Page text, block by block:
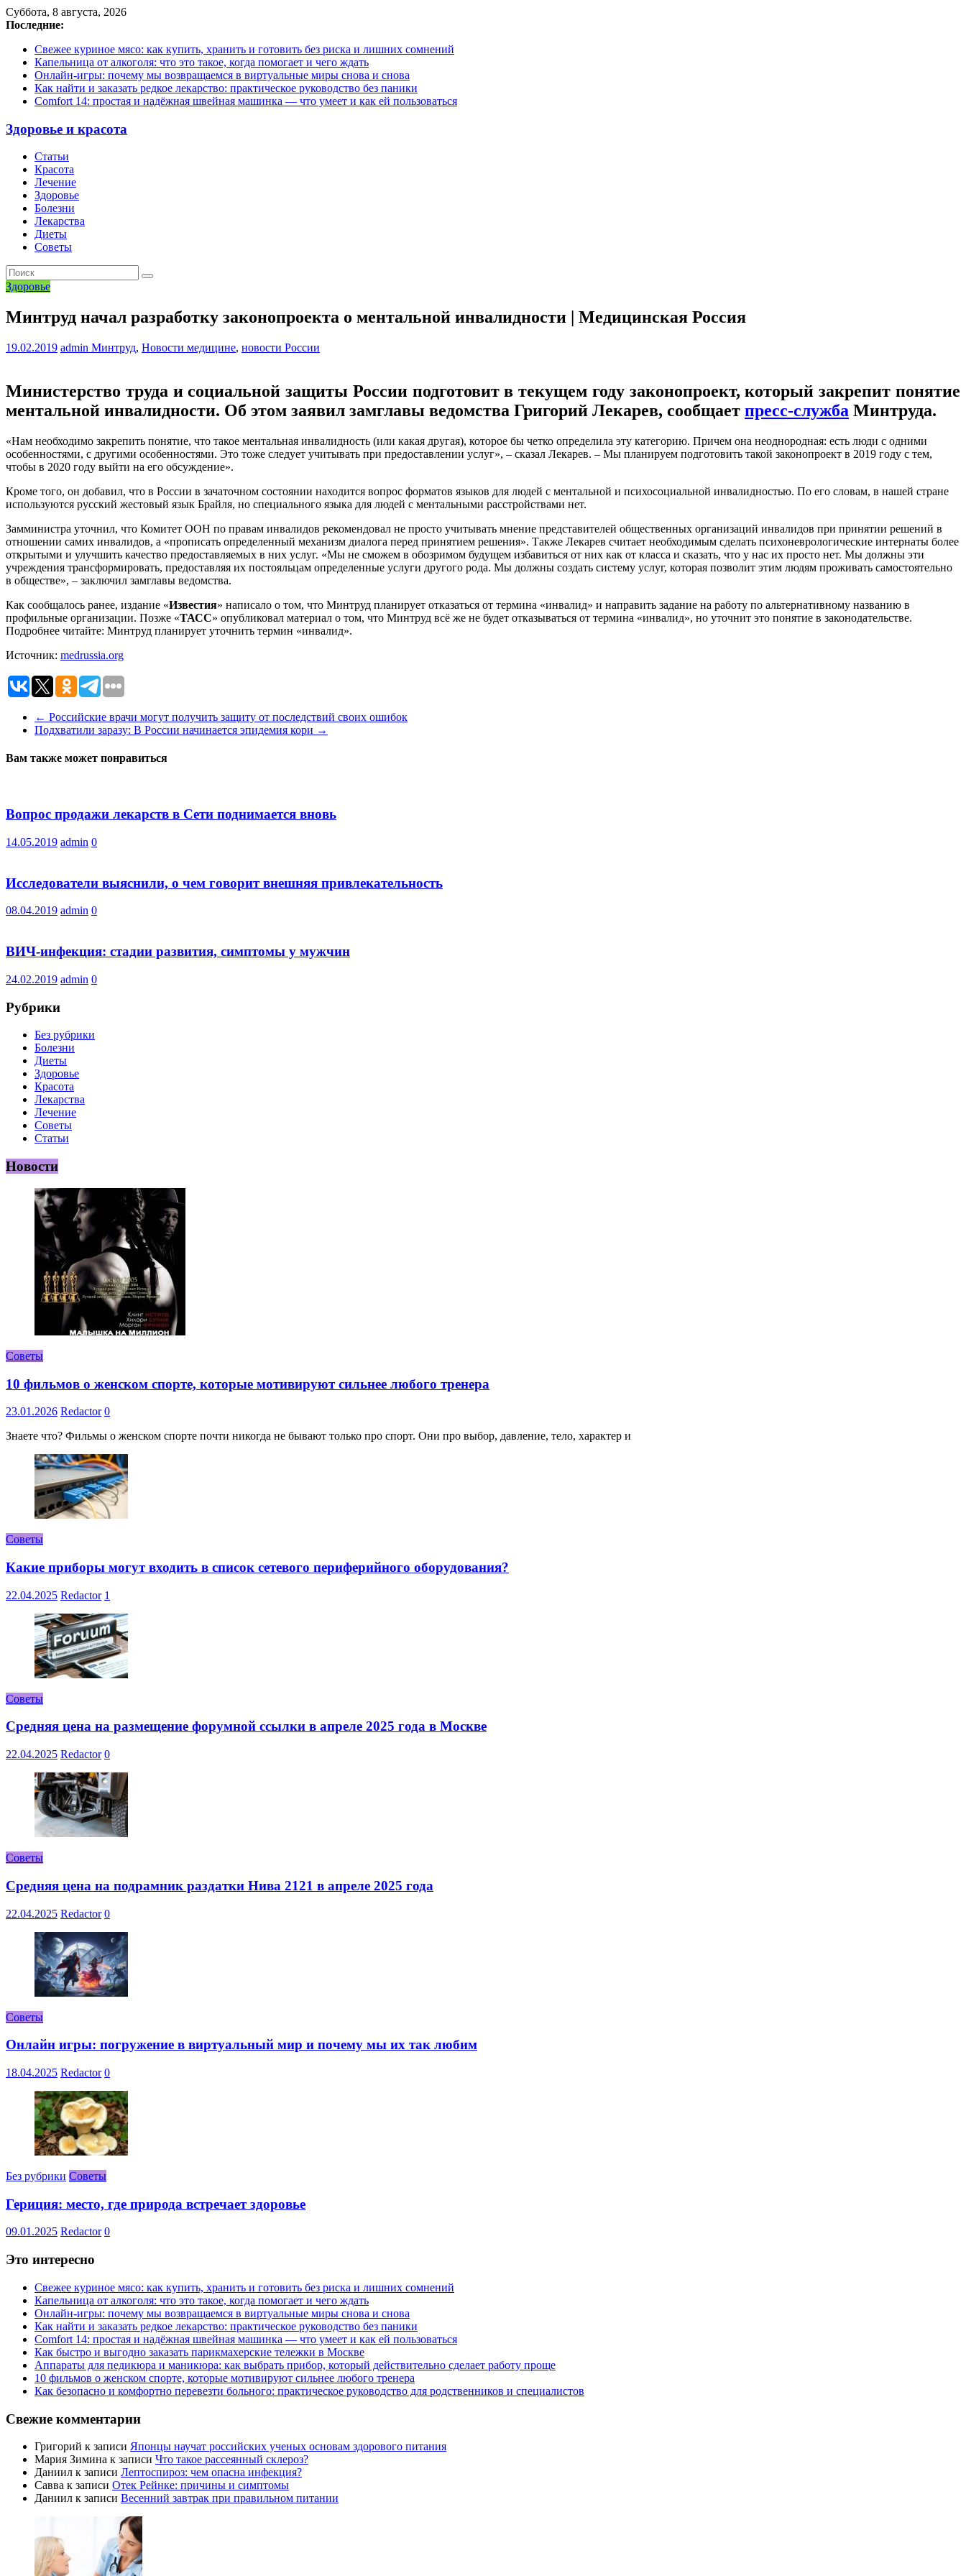
Суббота, 8 августа, 2026
Последние:
Свежее куриное мясо: как купить, хранить и готовить без риска и лишних сомнений
Капельница от алкоголя: что это такое, когда помогает и чего ждать
Онлайн-игры: почему мы возвращаемся в виртуальные миры снова и снова
Как найти и заказать редкое лекарство: практическое руководство без паники
Comfort 14: простая и надёжная швейная машинка — что умеет и как ей пользоваться
Здоровье и красота
Статьи
Красота
Лечение
Здоровье
Болезни
Лекарства
Диеты
Советы
Здоровье
Минтруд начал разработку законопроекта о ментальной инвалидности | Медицинская Россия
19.02.2019 admin Минтруд, Новости медицине, новости России
Министерство труда и социальной защиты России подготовит в текущем году законопроект, который закрепит понятие
ментальной инвалидности. Об этом заявил замглавы ведомства Григорий Лекарев, сообщает пресс-служба Минтруда.
«Нам необходимо закрепить понятие, что такое ментальная инвалидность (или какая другая), которое бы четко определила эту категорию. Причем она неоднородная: есть люди с одними
особенностями, с другими особенностями. Это тоже следует учитывать при предоставлении услуг», – сказал Лекарев. – Мы планируем подготовить такой законопроект в 2019 году с тем,
чтобы в 2020 году выйти на его обсуждение».
Кроме того, он добавил, что в России в зачаточном состоянии находится вопрос форматов языков для людей с ментальной и психосоциальной инвалидностью. По его словам, в нашей стране
используются русский жестовый язык Брайля, но специального языка для людей с ментальными расстройствами нет.
Замминистра уточнил, что Комитет ООН по правам инвалидов рекомендовал не просто учитывать мнение представителей общественных организаций инвалидов при принятии решений в
отношении самих инвалидов, а «прописать определенный механизм диалога перед принятием решения». Также Лекарев считает необходимым сделать психоневрологические интернаты более
открытыми и улучшить качество предоставляемых в них услуг. «Мы не сможем в обозримом будущем избавиться от них как от класса и сказать, что у нас их просто нет. Мы должны эти
учреждения трансформировать, предоставляя их постояльцам определенные услуги другого рода. Мы должны создать систему услуг, которая позволит этим людям проживать самостоятельно
в обществе», – заключил замглавы ведомства.
Как сообщалось ранее, издание «Известия» написало о том, что Минтруд планирует отказаться от термина «инвалид» и направить задание на работу по альтернативному названию в
профильные организации. Позже «ТАСС» опубликовал материал о том, что Минтруд всё же не будет отказываться от термина «инвалид», но уточнит это понятие в законодательстве.
Подробнее читайте: Минтруд планирует уточнить термин «инвалид».
Источник: medrussia.org
← Российские врачи могут получить защиту от последствий своих ошибок
Подхватили заразу: В России начинается эпидемия кори →
Вам также может понравиться
Вопрос продажи лекарств в Сети поднимается вновь
14.05.2019 admin 0
Исследователи выяснили, о чем говорит внешняя привлекательность
08.04.2019 admin 0
ВИЧ-инфекция: стадии развития, симптомы у мужчин
24.02.2019 admin 0
Рубрики
Без рубрики
Болезни
Диеты
Здоровье
Красота
Лекарства
Лечение
Советы
Статьи
Новости
Советы
10 фильмов о женском спорте, которые мотивируют сильнее любого тренера
23.01.2026 Redactor 0
Знаете что? Фильмы о женском спорте почти никогда не бывают только про спорт. Они про выбор, давление, тело, характер и
Советы
Какие приборы могут входить в список сетевого периферийного оборудования?
22.04.2025 Redactor 1
Советы
Средняя цена на размещение форумной ссылки в апреле 2025 года в Москве
22.04.2025 Redactor 0
Советы
Средняя цена на подрамник раздатки Нива 2121 в апреле 2025 года
22.04.2025 Redactor 0
Советы
Онлайн игры: погружение в виртуальный мир и почему мы их так любим
18.04.2025 Redactor 0
Без рубрики Советы
Гериция: место, где природа встречает здоровье
09.01.2025 Redactor 0
Это интересно
Свежее куриное мясо: как купить, хранить и готовить без риска и лишних сомнений
Капельница от алкоголя: что это такое, когда помогает и чего ждать
Онлайн-игры: почему мы возвращаемся в виртуальные миры снова и снова
Как найти и заказать редкое лекарство: практическое руководство без паники
Comfort 14: простая и надёжная швейная машинка — что умеет и как ей пользоваться
Как быстро и выгодно заказать парикмахерские тележки в Москве
Аппараты для педикюра и маникюра: как выбрать прибор, который действительно сделает работу проще
10 фильмов о женском спорте, которые мотивируют сильнее любого тренера
Как безопасно и комфортно перевезти больного: практическое руководство для родственников и специалистов
Свежие комментарии
Григорий к записи Японцы научат российских ученых основам здорового питания
Мария Зимина к записи Что такое рассеянный склероз?
Даниил к записи Лептоспироз: чем опасна инфекция?
Савва к записи Отек Рейнке: причины и симптомы
Даниил к записи Весенний завтрак при правильном питании